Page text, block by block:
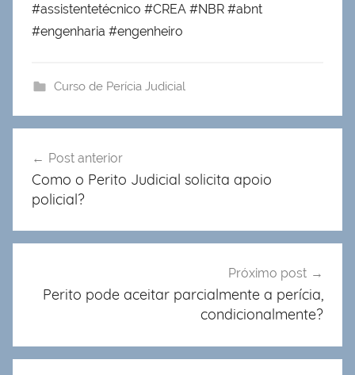
#assistentetécnico #CREA #NBR #abnt
#engenharia #engenheiro
Curso de Perícia Judicial
de
Post
Post anterior
Como o Perito Judicial solicita apoio
policial?
Próximo post
Perito pode aceitar parcialmente a perícia,
condicionalmente?